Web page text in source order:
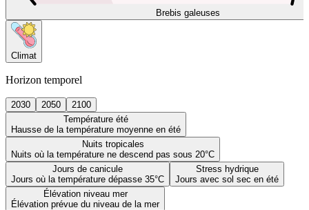
Brebis galeuses
Climat
Horizon temporel
2030 2050
2100
Température été
Hausse de la température moyenne en été
Nuits tropicales
Nuits où la température ne descend pas sous 20°C
Jours de canicule
Jours où la température dépasse 35°C
Stress hydrique
Jours avec sol sec en été
Élévation niveau mer
Élévation prévue du niveau de la mer